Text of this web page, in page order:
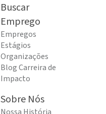
Buscar
Emprego
Empregos
Estágios
Organizações
Blog Carreira de
Impacto
Sobre Nós